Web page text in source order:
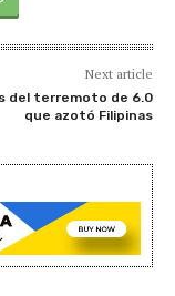
Next article
del terremoto de 6.0
que azotó Filipinas